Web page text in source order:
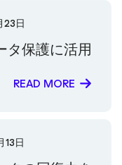
23日
タ保護に活用
READ MORE
13日